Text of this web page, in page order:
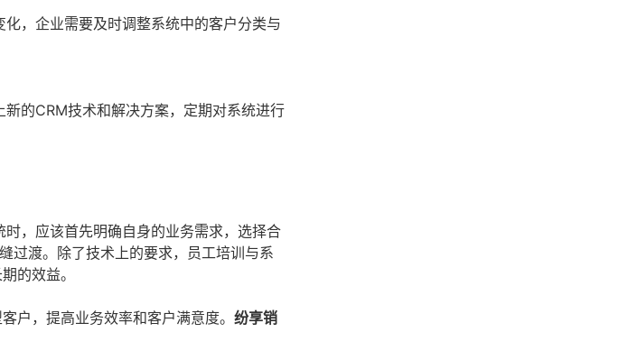
，企业需要及时调整系统中的客户分类与
的CRM技术和解决方案，定期对系统进行
，应该首先明确自身的业务需求，选择合
过渡。除了技术上的要求，员工培训与系
的效益。
户，提高业务效率和客户满意度。 纷享销